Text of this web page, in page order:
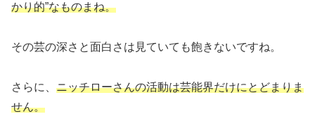
かり的”なものまね。
その芸の深さと面白さは見ていても飽きないですね。
さらに、 ニッチローさんの活動は芸能界だけにとどまりま
せん。